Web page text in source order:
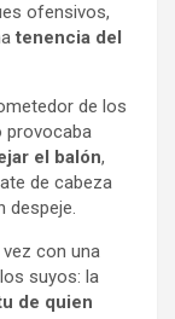
ofensivos,
tenencia del
de los
provocaba
el balón,
de cabeza
despeje.
con una
suyos: la
de quien